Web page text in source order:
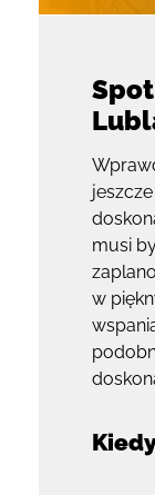
musi
w